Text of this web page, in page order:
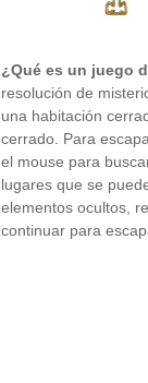
¿Qué es un juego
resolución de
una habitación
cerrado. Para
el mouse para
lugares que se
elementos ocultos,
continuar para